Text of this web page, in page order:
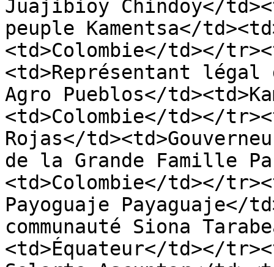
Juajibioy Chindoy</
peuple Kamentsa</
<td>Colombie</td></
<td>Représentant
Agro Pueblos</
<td>Colombie</td></
Rojas</
de la Grande Famille
<td>Colombie</td></
Payoguaje Payaguaje</
communauté Siona
<td>Équateur</td></